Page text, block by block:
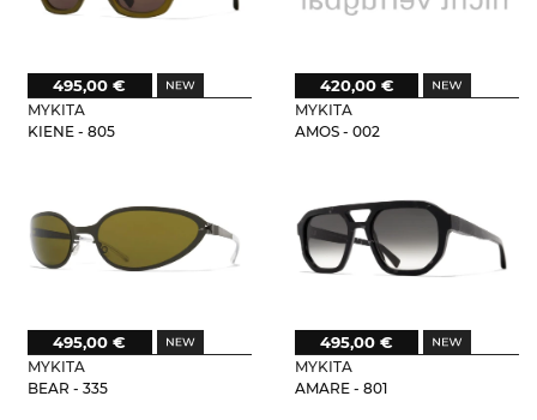
MYKITA
KIENE - 805
495,00 €
MYKITA
AMOS - 002
420,00 €
MYKITA
BEAR - 335
495,00 €
MYKITA
AMARE - 801
495,00 €